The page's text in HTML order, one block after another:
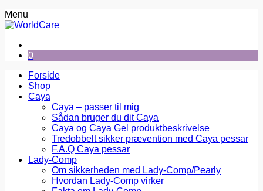
Menu
0
Forside
Shop
Caya
Caya – passer til mig
Sådan bruger du dit Caya
Caya og Caya Gel produktbeskrivelse
Tredobbelt sikker prævention med Caya pessar
F.A.Q Caya pessar
Lady-Comp
Om sikkerheden med Lady-Comp/Pearly
Hvordan Lady-Comp virker